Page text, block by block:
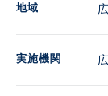
地域
実施機関